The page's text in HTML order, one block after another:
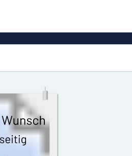
Hausschilder